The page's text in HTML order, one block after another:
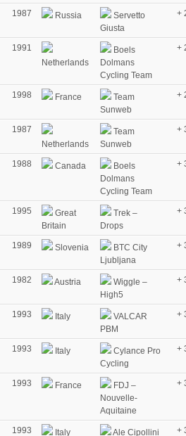
1987 Russia
Servetto
Giusta
+
1991
Netherlands
Boels
Dolmans
Cycling Team
+
1998 France
Team
Sunweb
+
1987
Netherlands
Team
Sunweb
+
1988 Canada
Boels
Dolmans
Cycling Team
+
1995
Great
Britain
Trek –
Drops
+
1989 Slovenia
BTC City
Ljubljana
+
1982 Austria
Wiggle –
High5
+
1993 Italy
VALCAR
PBM
+
1993 Italy
Cylance Pro
Cycling
+
1993 France
FDJ –
Nouvelle-
Aquitaine
+
1993 Italy Ale Cipollini +